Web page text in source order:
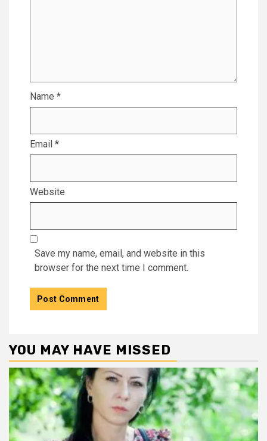
Name *
Email *
Website
Save my name, email, and website in this
browser for the next time I comment.
YOU MAY HAVE MISSED